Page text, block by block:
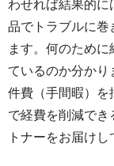
わせれば結果的に
品でトラブルに巻
ます。何のため
ているのか分かり
件費（手間暇）を
で経費を削減で
トナーをお届けし